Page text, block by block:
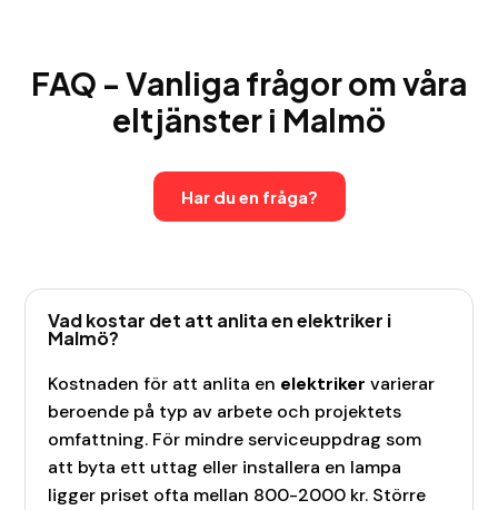
FAQ - Vanliga frågor om våra
eltjänster i Malmö
Har du en fråga?
Vad kostar det att anlita en elektriker i
Malmö?
Kostnaden för att anlita en elektriker varierar
beroende på typ av arbete och projektets
omfattning. För mindre serviceuppdrag som
att byta ett uttag eller installera en lampa
ligger priset ofta mellan 800-2000 kr. Större